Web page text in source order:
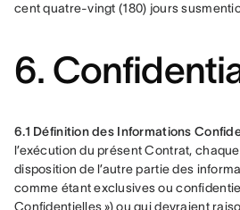
cent quatre-vingt (180) jours
6.
6.1 Définition des Informations
l’exécution du présent Contrat,
disposition de l’autre partie des
comme étant exclusives ou
Confidentielles ») ou qui devraient